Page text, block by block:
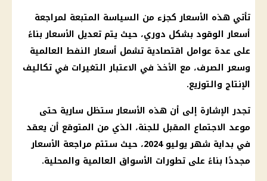
تأتي هذه الأسعاركجزء من السياسة المتبعة لمراجعة
أسعار الوقود بشكل دوري، حيث يتم تعديل الأسعاربناءً
على عدة عوامل اقتصادية تشمل أسعارالنفط العالمية
وسعرالصرف، مع الأخذ في الاعتبار التغيرات في تكاليف
الإنتاج والتوزيع.
تجدر الإشارة إلى أن هذه الأسعارستظل سارية حتى
موعد الاجتماع المقبل للجنة، الذي من المتوقع أن يعقد
في بداية شهر يوليو 2024، حيث ستتم مراجعة
الأسعار
مجددًا بناءً على تطورات الأسواق العالمية والمحلية.